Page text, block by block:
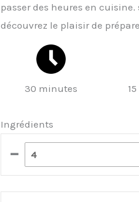
passer des heures en
découvrez le plaisir de
30 minutes
Ingrédients
–